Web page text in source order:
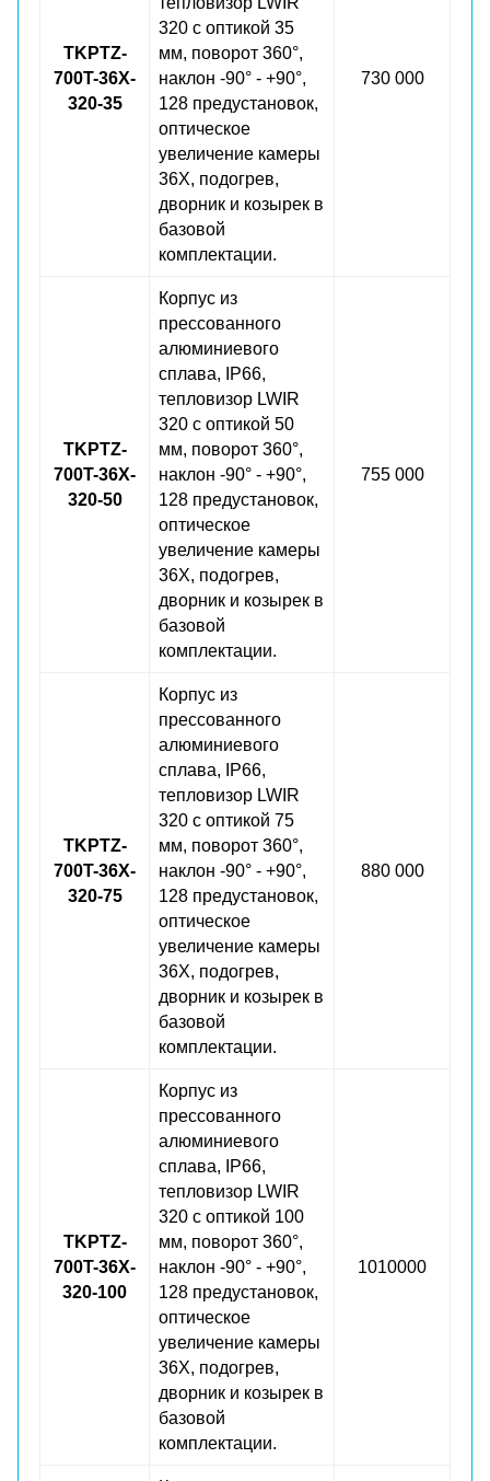
TKPTZ-
700T-36X-
320-35
320 с оптикой 35
мм, поворот 360°,
наклон -90° - +90°,
128 предустановок,
оптическое
увеличение камеры
36X, подогрев,
дворник и козырек в
базовой
комплектации.
730 000
TKPTZ-
700T-36X-
320-50
Корпус из
прессованного
алюминиевого
сплава, IP66,
тепловизор LWIR
320 с оптикой 50
мм, поворот 360°,
наклон -90° - +90°,
128 предустановок,
оптическое
увеличение камеры
36X, подогрев,
дворник и козырек в
базовой
комплектации.
755 000
TKPTZ-
700T-36X-
320-75
Корпус из
прессованного
алюминиевого
сплава, IP66,
тепловизор LWIR
320 с оптикой 75
мм, поворот 360°,
наклон -90° - +90°,
128 предустановок,
оптическое
увеличение камеры
36X, подогрев,
дворник и козырек в
базовой
комплектации.
880 000
TKPTZ-
700T-36X-
320-100
Корпус из
прессованного
алюминиевого
сплава, IP66,
тепловизор LWIR
320 с оптикой 100
мм, поворот 360°,
наклон -90° - +90°,
128 предустановок,
оптическое
увеличение камеры
36X, подогрев,
дворник и козырек в
базовой
комплектации.
1010000